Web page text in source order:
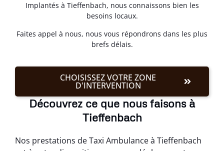
Implantés à Tieffenbach, nous connaissons bien les
besoins locaux.
Faites appel à nous, nous vous répondrons dans les plus
brefs délais.
CHOISISSEZ VOTRE ZONE
D'INTERVENTION
Découvrez ce que nous faisons à
Tieffenbach
Nos prestations de Taxi Ambulance à Tieffenbach